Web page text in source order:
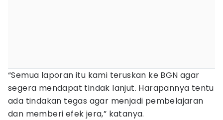
“Semua laporan itu kami teruskan ke BGN agar
segera mendapat tindak lanjut. Harapannya tentu
ada tindakan tegas agar menjadi pembelajaran
dan memberi efek jera,” katanya.